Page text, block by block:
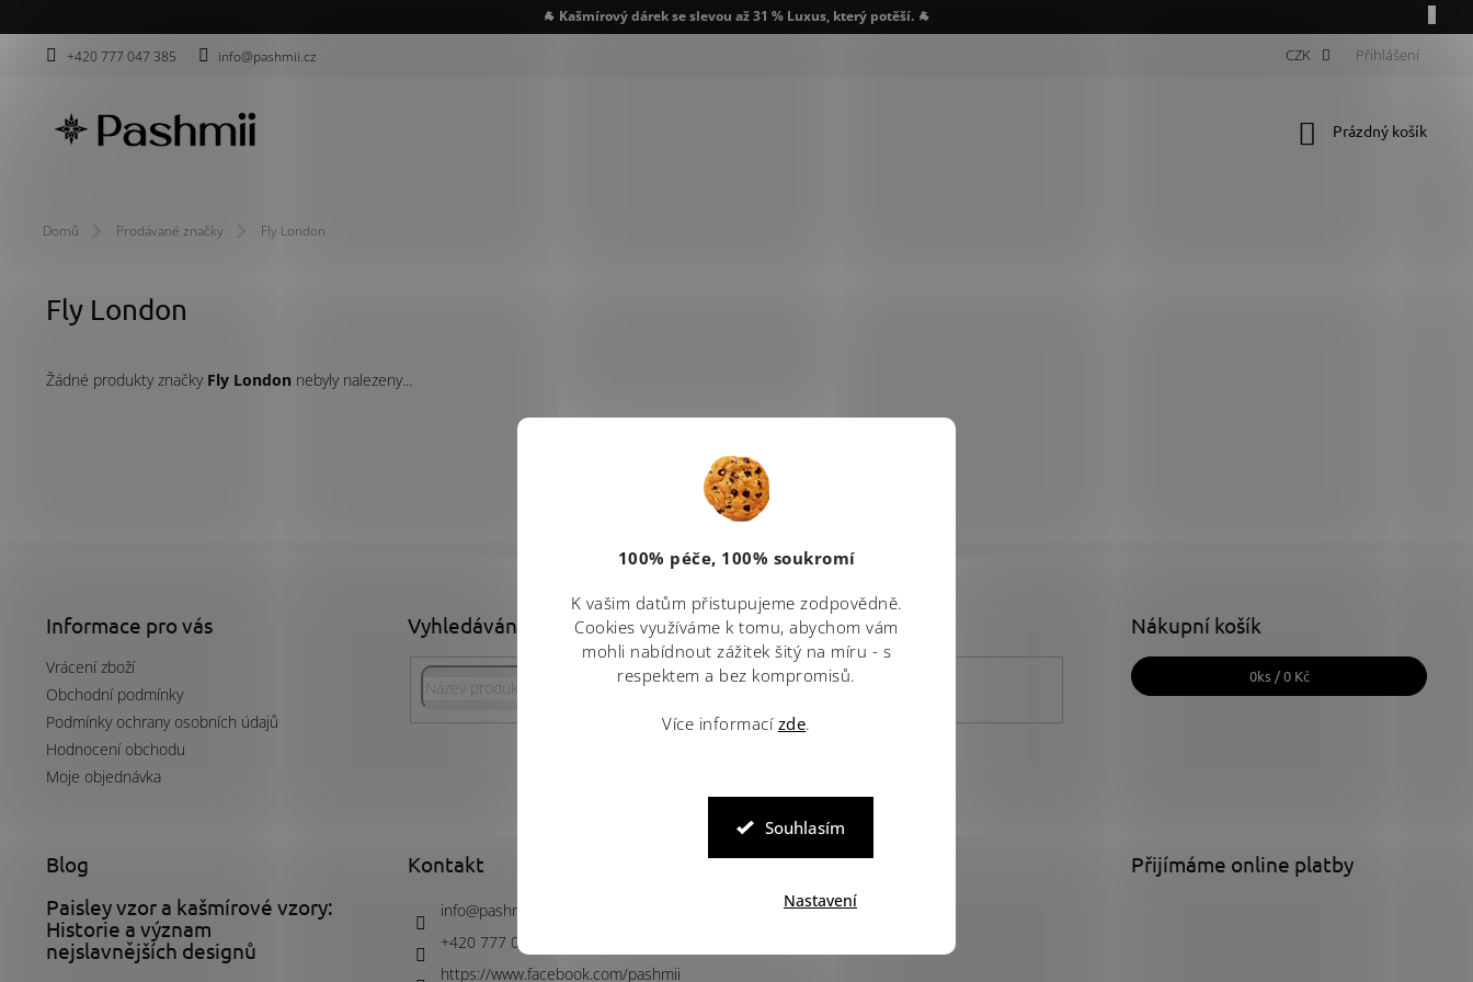
100% péče, 100% soukromí
K vašim datům přistupujeme zodpovědně.
Cookies využíváme k tomu, abychom vám
mohli nabídnout zážitek šitý na míru - s
respektem a bez kompromisů.
Více informací zde.
Souhlasím
Nastavení
na
🐐 Kašmírový dárek se slevou až 31 % Luxus, který potěší. 🐐
+420 777 047 385 info@pashmii.cz CZK Přihlášení
Nákupní
Prázdný košík
Domů Prodávané značky Fly London
Fly London
Žádné produkty značky Fly London nebyly nalezeny...
Informace pro vás
Vrácení zboží
Obchodní podmínky
Podmínky ochrany osobních údajů
Hodnocení obchodu
Moje objednávka
Vyhledávání Nákupní košík
0ks /0 Kč
Blog
Paisley vzor a kašmírové vzory:
Historie a význam
nejslavnějších designů
Kontakt
info@pashmii.cz
+420 777 047 385
https://www.facebook.com/pashmii
Facebook Přijímáme online platby